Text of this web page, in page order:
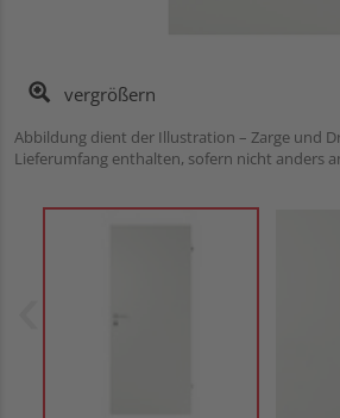
vergrößern
Abbildung dient der Illustration – Zarge und
Lieferumfang enthalten, sofern nicht anders